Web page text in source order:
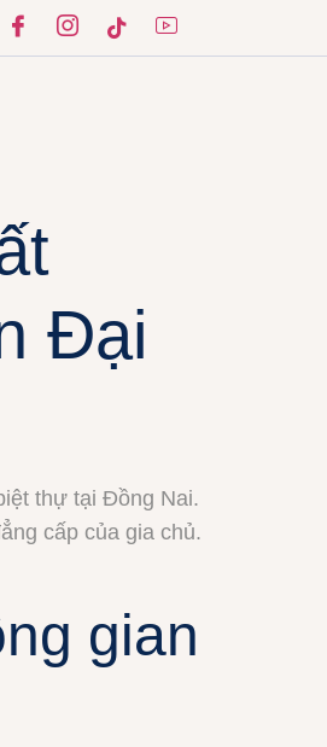
Đại
thự tại Đồng Nai.
cấp của gia chủ.
gian